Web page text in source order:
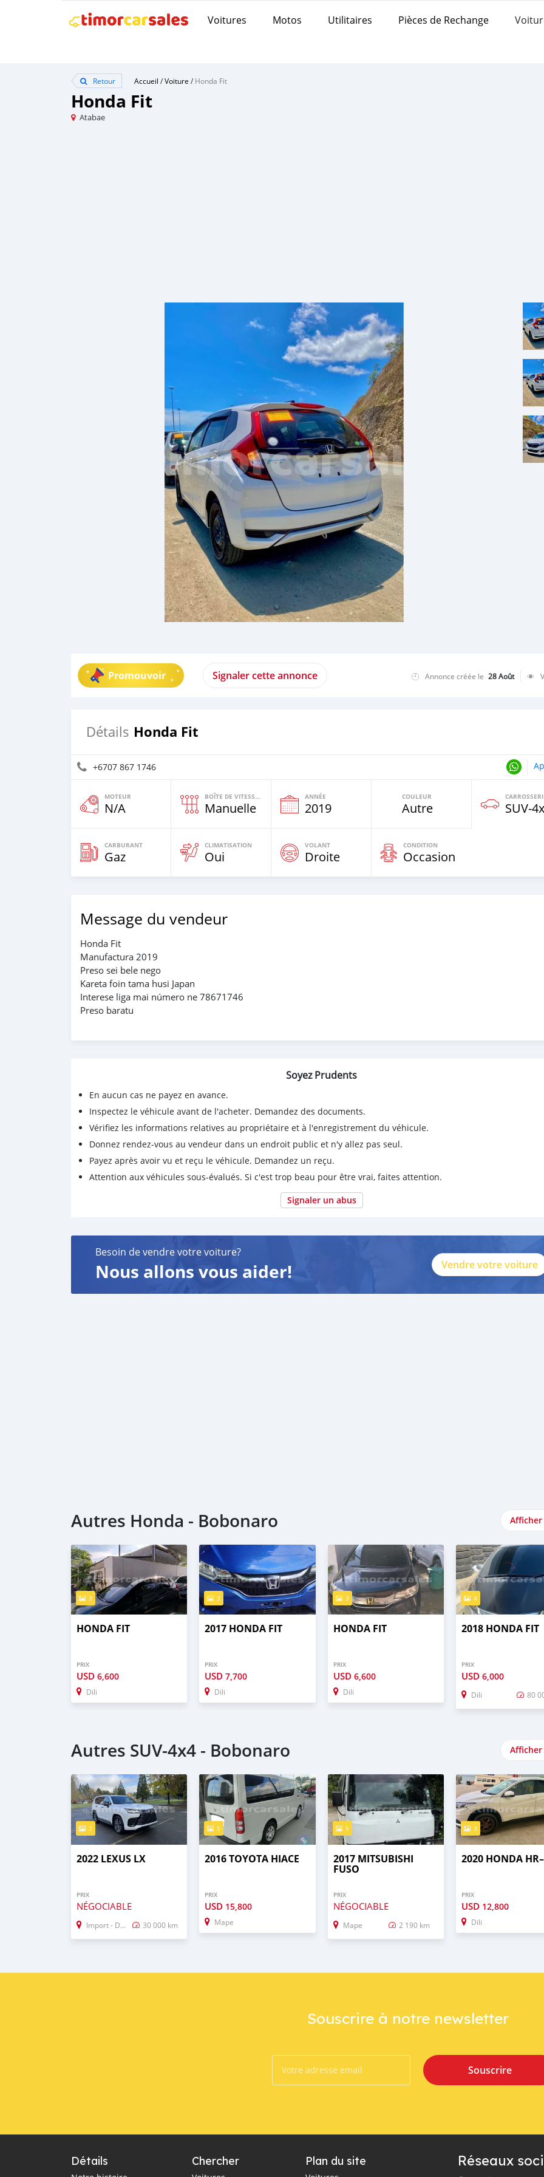
Voitures Motos Utilitaires Pièces de Rechange
Retour Accueil /Voiture /Honda Fit
Honda Fit
Atabae
Promouvoir Signaler cette annonce Annonce créée le 28 Août
Détails Honda Fit
+6707 867 1746
MOTEUR
N/A
BOÎTE DE VITESSES
Manuelle
ANNÉE
2019
COULEUR
Autre
CARBURANT
Gaz
CLIMATISATION
Oui
VOLANT
Droite
CONDITION
Occasion
Message du vendeur
Honda Fit
Manufactura 2019
Preso sei bele nego
Kareta foin tama husi Japan
Interese liga mai número ne 78671746
Preso baratu
Soyez Prudents
En aucun cas ne payez en avance.
Inspectez le véhicule avant de l'acheter. Demandez des documents.
Vérifiez les informations relatives au propriétaire et à l'enregistrement du véhicule.
Donnez rendez-vous au vendeur dans un endroit public et n'y allez pas seul.
Payez après avoir vu et reçu le véhicule. Demandez un reçu.
Attention aux véhicules sous-évalués. Si c'est trop beau pour être vrai, faites attention.
Signaler un abus
Besoin de vendre votre voiture?
Nous allons vous aider! Vendre votre voiture
Autres Honda - Bobonaro
3
HONDA FIT
PRIX
USD 6,600
Dili
3
2017 HONDA FIT
PRIX
USD7,700
Dili
3
HONDA FIT
PRIX
USD 6,600
Dili
4
2018 HONDA FIT
PRIX
USD 6,000
Dili 80
Autres SUV‒4x4 - Bobonaro
2
2022 LEXUS LX
PRIX
NÉGOCIABLE
Import - Dubai 30 000 km
5
2016 TOYOTA HIACE
PRIX
USD 15,800
Mape
5
2017 MITSUBISHI
FUSO
PRIX
NÉGOCIABLE
Mape 2 190 km
3
2020 HONDA
PRIX
USD 12,800
Dili
Souscrire à notre newsletter
Souscrire
Détails Chercher Plan du site Réseaux